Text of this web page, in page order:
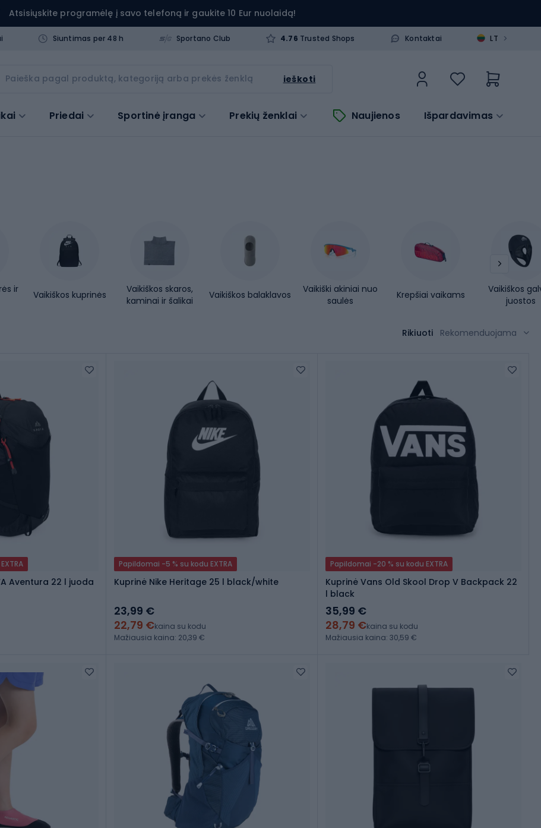
Atsisiųskite programėlę į savo telefoną ir gaukite 10 Eur nuolaidą!
Siuntimas per 48 h Sportano Club 4.76 Trusted Shops Kontaktai LT >
ieškoti
Priedai Sportinė įranga Prekių ženklai Naujienos Išpardavimas
ir
Vaikiškos kuprinės
Vaikiškos skaros,
kaminai ir šalikai
Vaikiškos balaklavos
Vaikiški akiniai nuo
saulės
Krepšiai vaikams
Vaikiškos
juostos
Rikiuoti Rekomenduojama
Aventura 22 l juoda
Papildomai -5 % su kodu EXTRA
Kuprinė Nike Heritage 25 l black/white
23,99 €
22,79 €kaina su kodu
Mažiausia kaina: 20,39 €
Papildomai -20 % su kodu EXTRA
Kuprinė Vans Old Skool Drop V Backpack 22
l black
35,99 €
28,79 €kaina su kodu
Mažiausia kaina: 30,59 €